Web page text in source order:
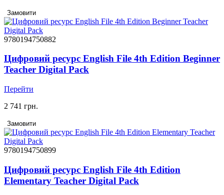
Замовити
9780194750882
Цифровий ресурс English File 4th Edition Beginner
Teacher Digital Pack
Перейти
2 741 грн.
Замовити
9780194750899
Цифровий ресурс English File 4th Edition
Elementary Teacher Digital Pack